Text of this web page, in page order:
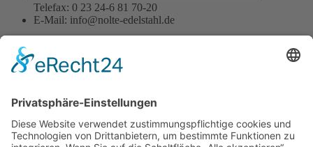
Telefax: 0 23 24-6 81 70-20
E-Mail: info@nolte-edelstahl.de
Wir benötigen Ihre
Google Maps-Service zu